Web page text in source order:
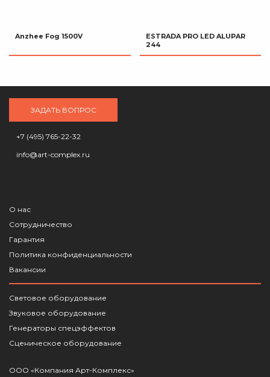
Anzhee Fog 1500V
ESTRADA PRO LED ALUPAR
244
ЗАДАТЬ ВОПРОС
+7 (495) 765-22-32
info@art-complex.ru
О нас
Сотрудничество
Гарантия
Политика конфиденциальности
Вакансии
Световое оборудование
Звуковое оборудование
Генераторы спецэффектов
Сценическое оборудование
ООО «Компания Арт-Комплекс»